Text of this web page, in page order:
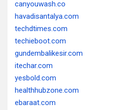
canyouwash.co
havadisantalya.com
techdtimes.com
techieboot.com
gundembalikesir.com
itechar.com
yesbold.com
healthhubzone.com
ebaraat.com